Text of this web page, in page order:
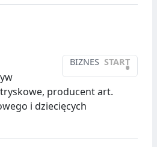
BIZNES START
•
producent art.
i dziecięcych